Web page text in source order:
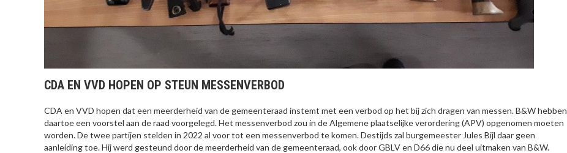
CDA EN VVD HOPEN OP STEUN MESSENVERBOD
CDA en VVD hopen dat een meerderheid van de gemeenteraad instemt met een verbod op het bij zich dragen van messen. B&W hebben
daartoe een voorstel aan de raad voorgelegd. Het messenverbod zou in de Algemene plaatselijke verordering (APV) opgenomen moeten
worden. De twee partijen stelden in 2022 al voor tot een messenverbod te komen. Destijds zal burgemeester Jules Bijl daar geen
aanleiding toe. Hij werd gesteund door de meerderheid van de gemeenteraad, ook door GBLV en D66 die nu deel uitmaken van B&W.